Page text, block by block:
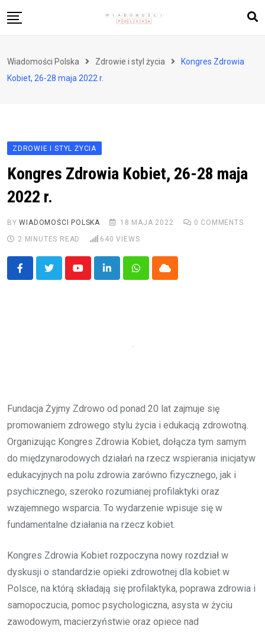
to
Zdrowie i styl życia
Wiadomości Polska Zdrowie i styl życia
Kongres Zdrowia
Kobiet, 26-28 maja 2022 r.
ZDROWIE I STYL ŻYCIA
Kongres Zdrowia Kobiet, 26-28 maja
2022 r.
BYWIADOMOŚCI POLSKA 18 MAJA 2022 0 COMMENTS
2 MINUTES READ
640 VIEWS
YoutubeLinkedInWhatsappCloud
Fundacja Żyjmy Zdrowo od ponad 20 lat zajmuje się
promowaniem zdrowego stylu życia i edukacją zdrowotną.
Organizując Kongres Zdrowia Kobiet, dołącza tym samym
do międzynarodowych działań na rzecz wspierania inicjatyw
edukacyjnych na polu zdrowia zarówno fizycznego, jak i
psychicznego, szeroko rozumianej profilaktyki oraz
wzajemnego wsparcia. To wydarzenie wpisuje się w
fundamentalne działania na rzecz kobiet.
Kongres Zdrowia Kobiet rozpoczyna nowy rozdział w
dyskusji o standardzie opieki zdrowotnej dla kobiet w
Polsce, na którą składają się profilaktyka, poprawa zdrowia i
samopoczucia, pomoc psychologiczna, asysta w życiu
zawodowym, macierzyństwie oraz opiece nad